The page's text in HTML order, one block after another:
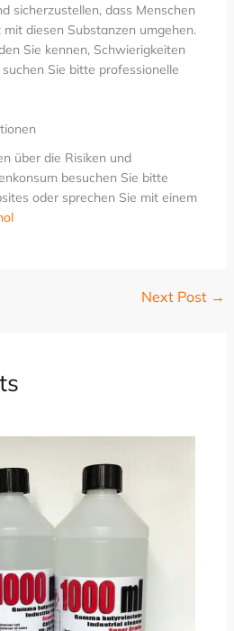
sicherzustellen, dass Menschen
diesen Substanzen umgehen.
Sie kennen, Schwierigkeiten
Sie bitte professionelle
über die Risiken und
besuchen Sie bitte
oder sprechen Sie mit einem
Next Post →